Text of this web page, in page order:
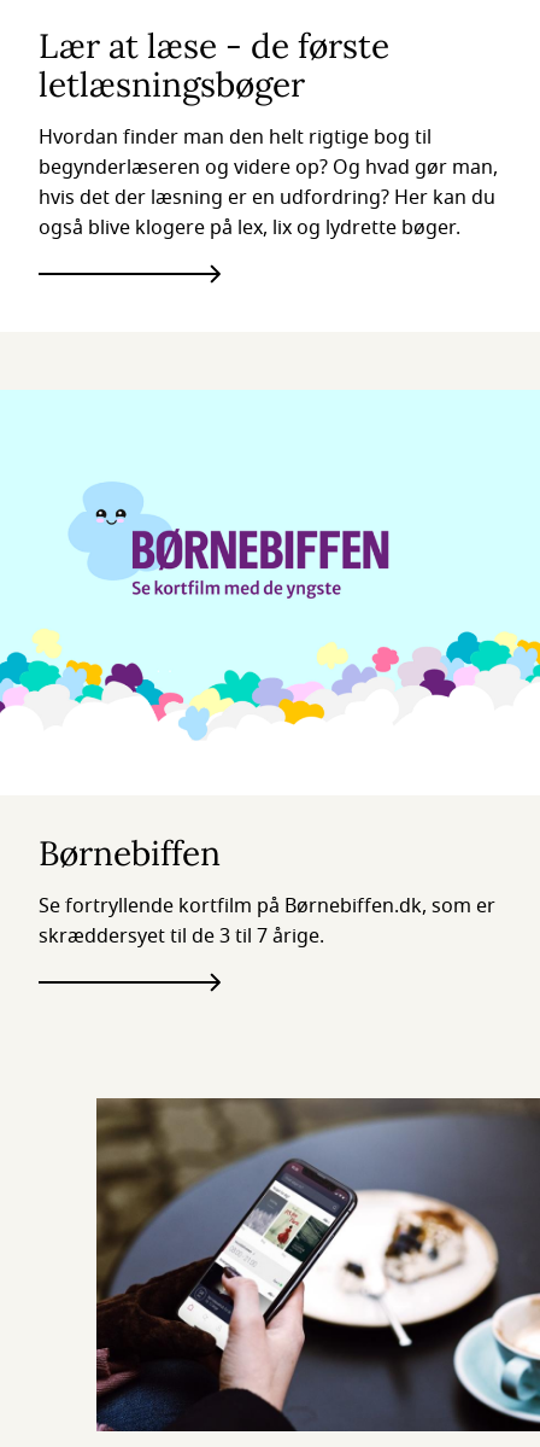
Lær at læse - de første
letlæsningsbøger
Hvordan finder man den helt rigtige bog til
begynderlæseren og videre op? Og hvad gør man,
hvis det der læsning er en udfordring? Her kan du
også blive klogere på lex, lix og lydrette bøger.
Børnebiffen
Se fortryllende kortfilm på Børnebiffen.dk, som er
skræddersyet til de 3 til 7 årige.